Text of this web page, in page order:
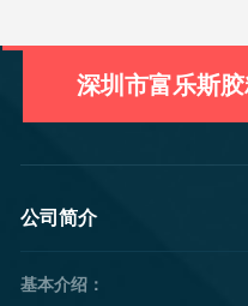
深圳市富乐斯
公司简介
基本介绍：